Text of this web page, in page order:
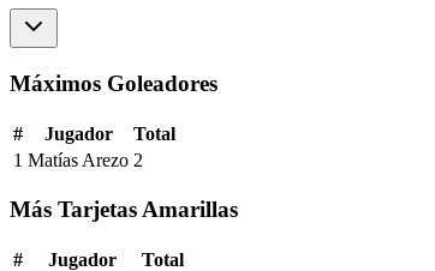
Máximos Goleadores
# Jugador
Total
1 Matías Arezo 2
Más Tarjetas Amarillas
# Jugador
Total